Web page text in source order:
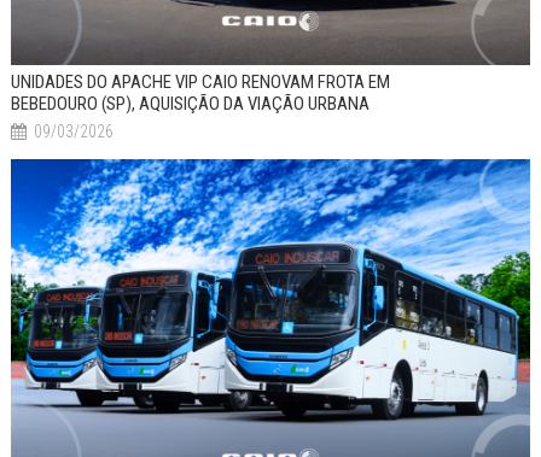
UNIDADES DO APACHE VIP CAIO RENOVAM FROTA EM
BEBEDOURO (SP), AQUISIÇÃO DA VIAÇÃO URBANA
09/03/2026